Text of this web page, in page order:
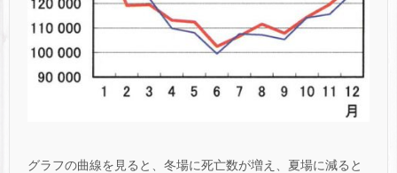
グラフの曲線を見ると、冬場に死亡数が増え、夏場に減ると